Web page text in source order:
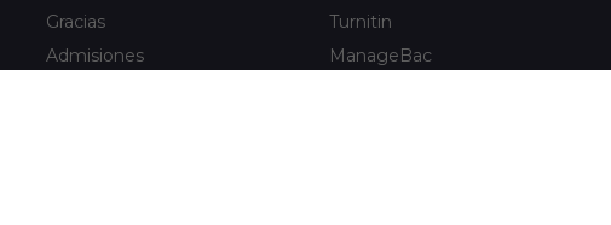
Gracias
Admisiones
Turnitin
ManageBac